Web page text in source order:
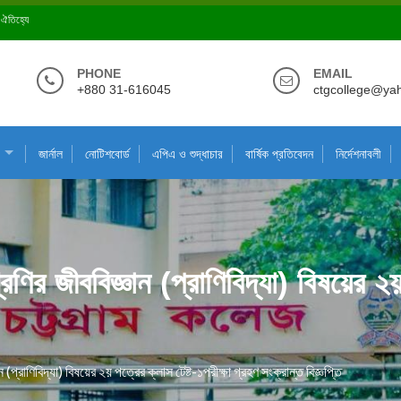
ঐতিহ্যে
PHONE
+880 31-616045
EMAIL
জার্নাল নোটিশবোর্ড এপিএ ও শুদ্ধাচার বার্ষিক প্রতিবেদন নির্দেশনাবলী
জীববিজ্ঞান (প্রাণিবিদ্যা) বিষয়ের
বিষয়ের ২য় পত্রের ক্লাস টেষ্ট-১পরীক্ষা গ্রহণ সংক্রান্ত বিজ্ঞপ্তি